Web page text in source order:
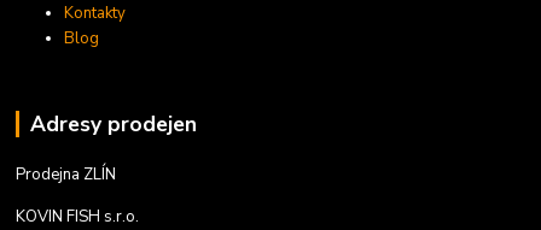
Kontakty
Blog
Adresy prodejen
Prodejna ZLÍN
KOVIN FISH s.r.o.